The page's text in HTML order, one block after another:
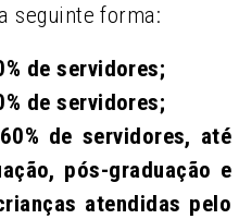
seguinte forma:
de servidores;
de servidores;
de servidores, até
pós-graduação e
atendidas pelo